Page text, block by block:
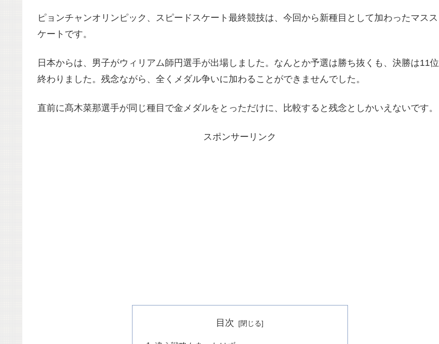
ピョンチャンオリンピック、スピードスケート最終競技は、今回から新種目として加わったマスス
ケートです。
日本からは、男子がウィリアム師円選手が出場しました。なんとか予選は勝ち抜くも、決勝は11位
終わりました。残念ながら、全くメダル争いに加わることができませんでした。
直前に髙木菜那選手が同じ種目で金メダルをとっただけに、比較すると残念としかいえないです。
スポンサーリンク
目次